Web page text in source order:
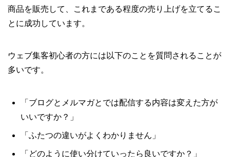
商品を販売して、これまである程度の売り上げを立てるこ
とに成功しています。
ウェブ集客初心者の方には以下のことを質問されることが
多いです。
「ブログとメルマガとでは配信する内容は変えた方が
いいですか？」
「ふたつの違いがよくわかりません」
「どのように使い分けていったら良いですか？」